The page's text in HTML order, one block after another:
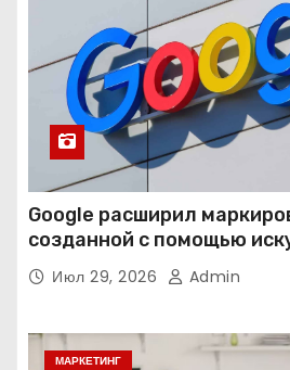
Google расширил
созданной с помощью
интеллекта
Июл 29, 2026 Admin
МАРКЕТИНГ